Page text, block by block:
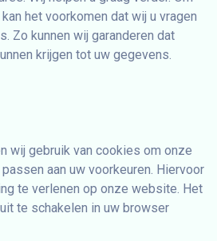
het voorkomen dat wij u vragen
Zo kunnen wij garanderen dat
krijgen tot uw gegevens.
wij gebruik van cookies om onze
aan uw voorkeuren. Hiervoor
te verlenen op onze website. Het
te schakelen in uw browser